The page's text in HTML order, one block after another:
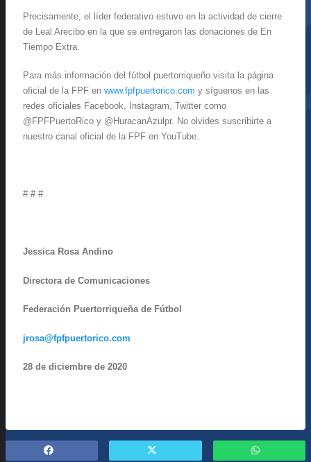
Precisamente, el líder federativo estuvo en la actividad de cierre
de Leal Arecibo en la que se entregaron las donaciones de En
Tiempo Extra.
Para más información del fútbol puertorriqueño visita la página
oficial de la FPF en www.fpfpuertorico.com y síguenos en las
redes oficiales Facebook, Instagram, Twitter como
@FPFPuertoRico y @HuracanAzulpr. No olvides suscribirte a
nuestro canal oficial de la FPF en YouTube.
# # #
Jessica Rosa Andino
Directora de Comunicaciones
Federación Puertorriqueña de Fútbol
jrosa@fpfpuertorico.com
28 de diciembre de 2020